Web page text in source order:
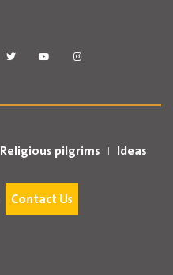
Religious pilgrims Ideas
Contact Us